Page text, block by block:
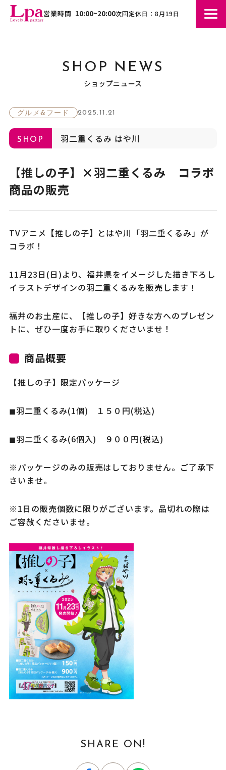
営業時間 10:00~20:00次回定休日：8月19日
SHOP NEWS
ショップニュース
グルメ&フード 2025.11.21
SHOP 羽二重くるみ はや川
【推しの子】×羽二重くるみ コラボ
商品の販売
TVアニメ【推しの子】とはや川「羽二重くるみ」が
コラボ！
11月23日(日)より、福井県をイメージした描き下ろし
イラストデザインの羽二重くるみを販売します！
福井のお土産に、【推しの子】好きな方へのプレゼン
トに、ぜひ一度お手に取りくださいませ！
商品概要
【推しの子】限定パッケージ
◼︎羽二重くるみ(1個) １５０円(税込)
◼︎羽二重くるみ(6個入) ９００円(税込)
※パッケージのみの販売はしておりません。ご了承下
さいませ。
※1日の販売個数に限りがございます。品切れの際は
ご容赦くださいませ。
SHARE ON!